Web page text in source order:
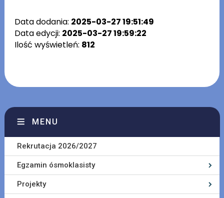
Data dodania: 2025-03-27 19:51:49
Data edycji: 2025-03-27 19:59:22
Ilość wyświetleń: 812
MENU
Rekrutacja 2026/2027
Egzamin ósmoklasisty
Projekty